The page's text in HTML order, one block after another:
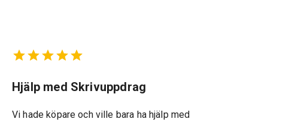
Hjälp med Skrivuppdrag
Vi hade köpare och ville bara ha hjälp med